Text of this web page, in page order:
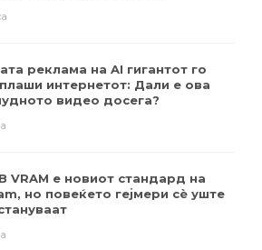
реклама на AI гигантот го
интернетот: Дали е ова
видео досега?
VRAM е новиот стандард на
но повеќето гејмери ​​сè уште